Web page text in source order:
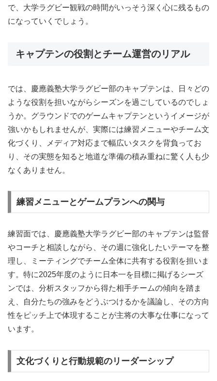
で、大学ラグビー観戦の時間がいっそう深く心に残るもの
になっていくでしょう。
キャプテンの役割とチーム運営のリアル
では、慶應義塾大学ラグビー部のキャプテンは、日々どの
ような役割を担いながらシーズンを過ごしているのでしょ
うか。グラウンドでのゲームキャプテンというイメージが
強いかもしれませんが、実際には練習メニューやチーム文
化づくり、メディア対応まで幅広いタスクを背負ってお
り、その実態を知ると地道な準備の積み重ねに驚く人も少
なくありません。
練習メニューとゲームプランへの関与
練習面では、慶應義塾大学ラグビー部のキャプテンは監督
やコーチと相談しながら、その週に強化したいテーマを整
理し、ミーティングでチーム全体に共有する役割を担いま
す。特に2025年度のように日本一を目標に掲げるシーズ
ンでは、分析スタッフから得た相手チームの傾向を踏ま
え、自分たちの強みをどうぶつけるかを議論し、その方向
性をピッチ上で体現することが主将の大事な仕事になって
います。
文化づくりと行動規範のリーダーシップ